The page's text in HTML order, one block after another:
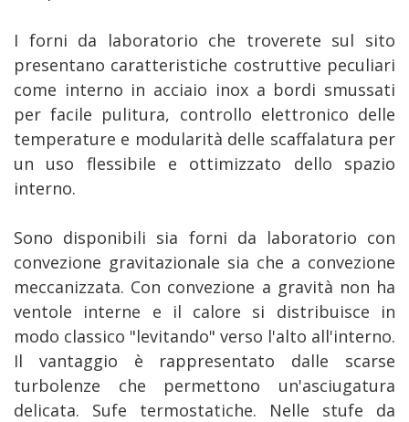
I forni da laboratorio che troverete sul sito
presentano caratteristiche costruttive peculiari
come interno in acciaio inox a bordi smussati
per facile pulitura, controllo elettronico delle
temperature e modularità delle scaffalatura per
un uso flessibile e ottimizzato dello spazio
interno.
Sono disponibili sia forni da laboratorio con
convezione gravitazionale sia che a convezione
meccanizzata. Con convezione a gravità non ha
ventole interne e il calore si distribuisce in
modo classico "levitando" verso l'alto all'interno.
Il vantaggio è rappresentato dalle scarse
turbolenze che permettono un'asciugatura
delicata. Sufe termostatiche. Nelle stufe da